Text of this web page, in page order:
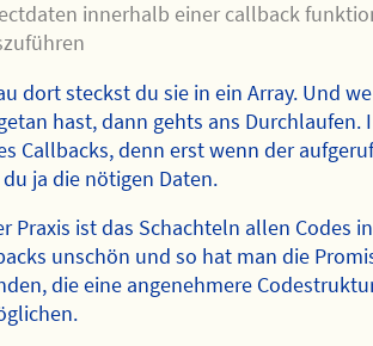
innerhalb einer callback
dort steckst du sie in ein Array. Und
hast, dann gehts ans Durchlaufen.
Callbacks, denn erst wenn der
ja die nötigen Daten.
Praxis ist das Schachteln allen Codes in
unschön und so hat man die
die eine angenehmere